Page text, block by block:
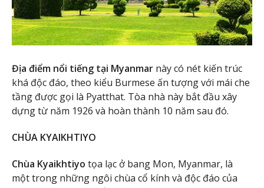
Địa điểm nổi tiếng tại Myanmar này có nét kiến trúc
khá độc đáo, theo kiểu Burmese ấn tượng với mái che
tầng được gọi là Pyatthat. Tòa nhà này bắt đầu xây
dựng từ năm 1926 và hoàn thành 10 năm sau đó.
CHÙA KYAIKHTIYO
Chùa Kyaikhtiyo tọa lạc ở bang Mon, Myanmar, là
một trong những ngôi chùa cổ kính và độc đáo của